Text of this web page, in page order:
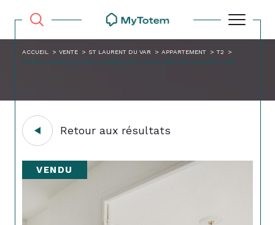
ACCUEIL VENTE ST LAURENT DU VAR APPARTEMENT
T2
SAINT LAURENT DU VAR 2 PIECES DE 51 36 M AVEC BALCON DE 9 6 M
Retour aux résultats
VENDU